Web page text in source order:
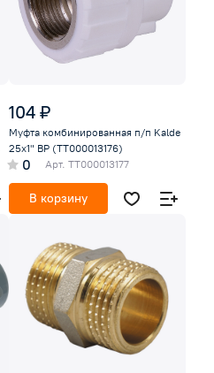
104 ₽
Муфта комбинированная п/п Kalde
25х1" ВР (ТТ000013176)
0 Арт. TT000013177
В корзину